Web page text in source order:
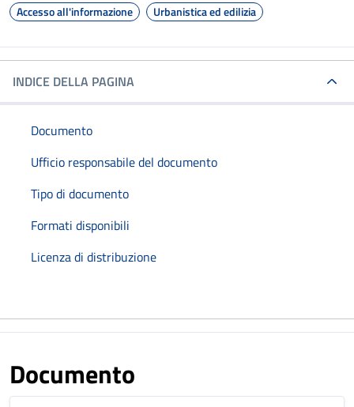
Accesso all'informazione
Urbanistica ed edilizia
INDICE DELLA PAGINA
Documento
Ufficio responsabile del documento
Tipo di documento
Formati disponibili
Licenza di distribuzione
Documento